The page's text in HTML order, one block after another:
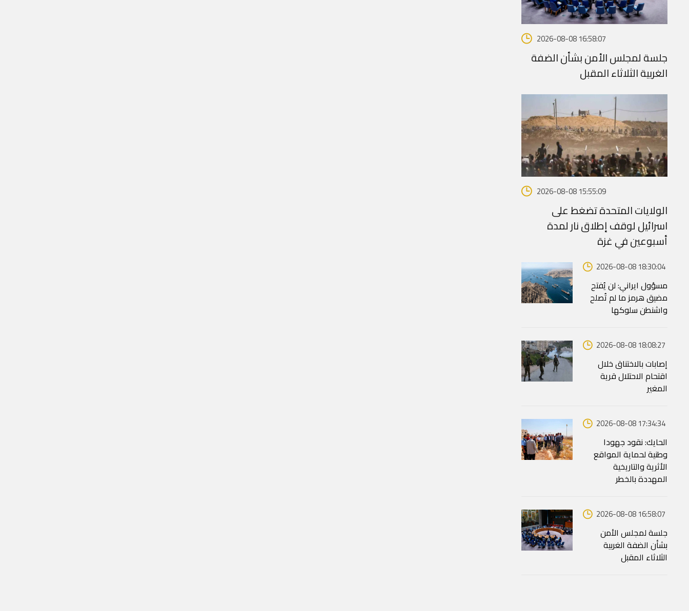
2026-08-08 16:58:07
جلسة لمجلس الأمن بشأن الضفة
الغربية الثلاثاء المقبل
2026-08-08 15:55:09
الولايات المتحدة تضغط على
اسرائيل لوقف إطلاق نار لمدة
أسبوعين في غزة
2026-08-08 18:30:04
مسؤول ايراني: لن يُفتح
مضيق هرمز ما لم تُصلح
واشنطن سلوكها
2026-08-08 18:08:27
إصابات بالاختناق خلال
اقتحام الاحتلال قرية
المغير
2026-08-08 17:34:34
الحايك: نقود جهودا
وطنية لحماية المواقع
الأثرية والتاريخية
المهددة بالخطر
2026-08-08 16:58:07
جلسة لمجلس الأمن
بشأن الضفة الغربية
الثلاثاء المقبل